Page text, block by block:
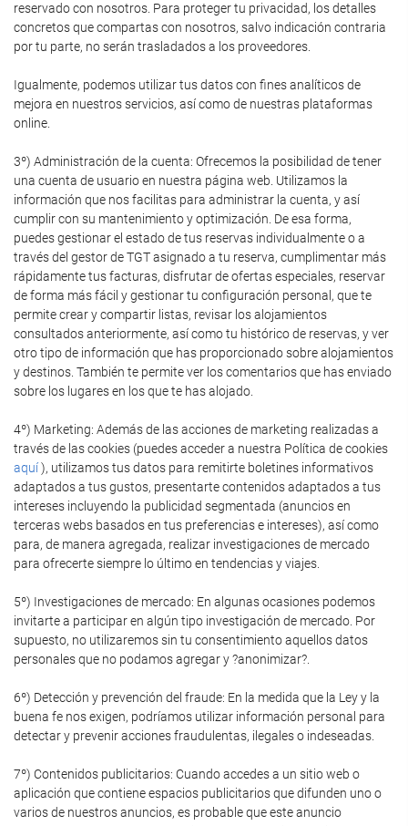
reservado con nosotros. Para proteger tu privacidad, los detalles
concretos que compartas con nosotros, salvo indicación contraria
por tu parte, no serán trasladados a los proveedores.
Igualmente, podemos utilizar tus datos con fines analíticos de
mejora en nuestros servicios, así como de nuestras plataformas
online.
3º) Administración de la cuenta: Ofrecemos la posibilidad de tener
una cuenta de usuario en nuestra página web. Utilizamos la
información que nos facilitas para administrar la cuenta, y así
cumplir con su mantenimiento y optimización. De esa forma,
puedes gestionar el estado de tus reservas individualmente o a
través del gestor de TGT asignado a tu reserva, cumplimentar más
rápidamente tus facturas, disfrutar de ofertas especiales, reservar
de forma más fácil y gestionar tu configuración personal, que te
permite crear y compartir listas, revisar los alojamientos
consultados anteriormente, así como tu histórico de reservas, y ver
otro tipo de información que has proporcionado sobre alojamientos
y destinos. También te permite ver los comentarios que has enviado
sobre los lugares en los que te has alojado.
4º) Marketing: Además de las acciones de marketing realizadas a
través de las cookies (puedes acceder a nuestra Política de cookies
aquí), utilizamos tus datos para remitirte boletines informativos
adaptados a tus gustos, presentarte contenidos adaptados a tus
intereses incluyendo la publicidad segmentada (anuncios en
terceras webs basados en tus preferencias e intereses), así como
para, de manera agregada, realizar investigaciones de mercado
para ofrecerte siempre lo último en tendencias y viajes.
5º) Investigaciones de mercado: En algunas ocasiones podemos
invitarte a participar en algún tipo investigación de mercado. Por
supuesto, no utilizaremos sin tu consentimiento aquellos datos
personales que no podamos agregar y ?anonimizar?.
6º) Detección y prevención del fraude: En la medida que la Ley y la
buena fe nos exigen, podríamos utilizar información personal para
detectar y prevenir acciones fraudulentas, ilegales o indeseadas.
7º) Contenidos publicitarios: Cuando accedes a un sitio web o
aplicación que contiene espacios publicitarios que difunden uno o
varios de nuestros anuncios, es probable que este anuncio